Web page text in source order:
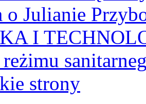
o Julianie
I
strony